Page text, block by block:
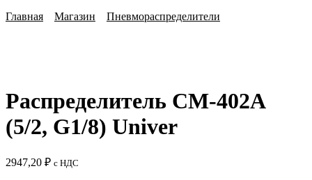
Главная Магазин Пневмораспределители
Распределитель CM-402A
(5/2, G1/8) Univer
2947,20 ₽ с НДС